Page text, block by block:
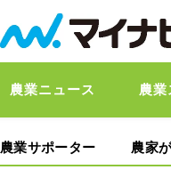
農業ニュース 農業
農業サポーター 農家